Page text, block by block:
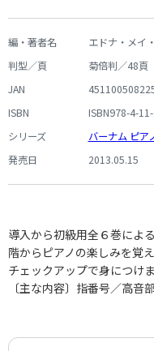
編・著者名
エドナ・メイ
判型／頁
菊倍判／48頁
JAN
ISBN
ISBN978-4-
シリーズ
バーナム ピア
発売日
2013.05.15
導入から初級用全６巻によ
階からピアノの楽しみを覚
チェックアップで身につけま
〔主な内容〕指番号／高